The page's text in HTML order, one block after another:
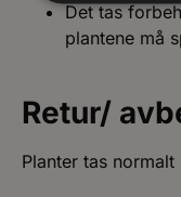
Det tas
plantene må
Retur/
Planter tas